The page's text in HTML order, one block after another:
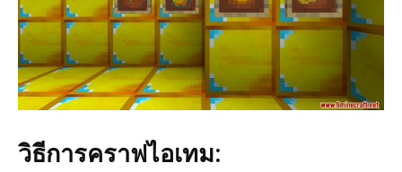
วิธีการคราฟไอเทม: